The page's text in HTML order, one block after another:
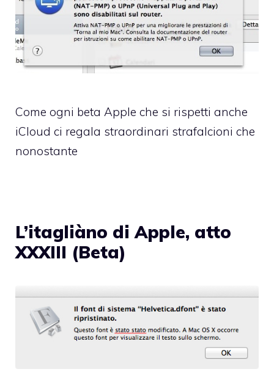
Come ogni beta Apple che si rispetti anche
iCloud ci regala straordinari strafalcioni che
nonostante
L’itagliàno di Apple, atto
XXXIII (Beta)